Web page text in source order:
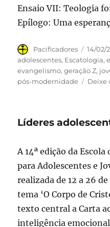
Ensaio VII: Teologia
Epílogo: Uma
Autor
Pacificadores
em
14/02/
adolescentes, Escatologia,
evangelismo,geração Z,
pós-modernidade
Deixe
Líderes
A 14ª edição da
para Adolescentes e
realizada de 12 a 26
tema ‘O Corpo de
texto central a Carta
inteligência